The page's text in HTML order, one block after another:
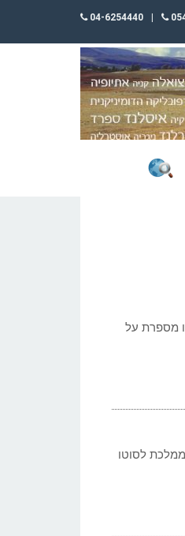
04-6254440
חסקין; ‏27/02/2023 כתבה זו מספרת על
הקטן ; ממלכת לסוטו